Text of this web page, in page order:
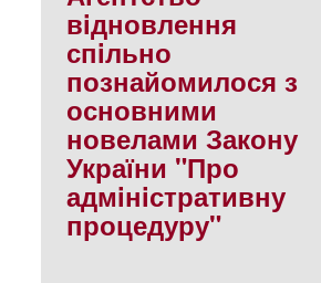
вiдновлення
спiльно
познайомилося з
основними
новелами Закону
України "Про
адмiнiстративну
процедуру"